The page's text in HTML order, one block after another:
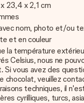
23,4 x 2,1 cm
nom, photo et/ou
et en couleur
la température
Celsius, nous ne
Si vous avez des
chocolat, veuillez
techniques, il
cyrilliques, turcs,